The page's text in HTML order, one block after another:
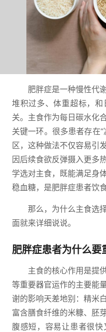
肥胖症是一种慢性代
堆积过多、体重超标，
关。主食作为每日碳水化
关键一环。很多患者存在
区，这种做法不仅容易引
因后续食欲反弹摄入更多
学选对主食，既能满足身
稳血糖，是肥胖症患者饮
那么，为什么主食选
面就来详细说说。
肥胖症患者为什么要
主食的核心作用是提
等重要器官运作的主要能
谢的影响天差地别：精米
富含膳食纤维的米糠、胚
腹感短，容易让患者很